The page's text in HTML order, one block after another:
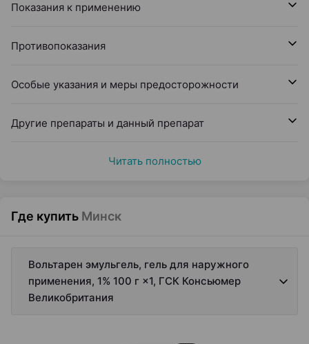
Показания к применению
Противопоказания
Особые указания и меры предосторожности
Другие препараты и данный препарат
Читать полностью
Где купить Минск
Вольтарен эмульгель, гель для наружного
применения, 1% 100 г ×1, ГСК Консьюмер
Великобритания